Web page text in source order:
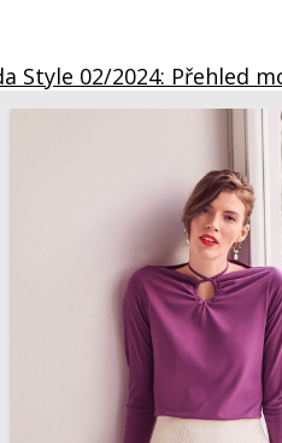
Style 02/2024: Přehled